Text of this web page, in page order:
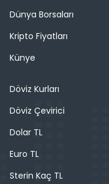
Dünya Borsaları
Kripto Fiyatları
Künye
Döviz Kurları
Döviz Çevirici
Dolar TL
Euro TL
Sterin Kaç TL